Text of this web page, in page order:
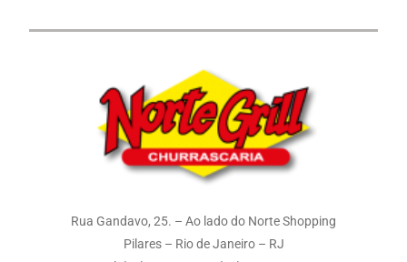
Rua Gandavo, 25. – Ao lado do Norte Shopping
Pilares – Rio de Janeiro – RJ